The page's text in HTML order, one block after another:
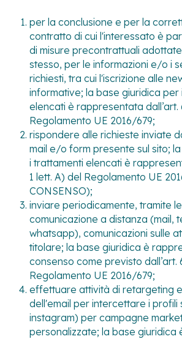
per la conclusione e per la
contratto di cui l'interessato è
di misure precontrattuali
stesso, per le informazioni e/o i
richiesti, tra cui l'iscrizione alle
informative; la base giuridica per
elencati è rappresentata dall’art.
Regolamento UE 2016/679;
rispondere alle richieste inviate
mail e/o form presente sul sito;
i trattamenti elencati è
1 lett. A) del Regolamento UE
CONSENSO);
inviare periodicamente, tramite
comunicazione a distanza (mail,
whatsapp), comunicazioni sulle
titolare; la base giuridica è
consenso come previsto dall’art.
Regolamento UE 2016/679;
effettuare attività di retargeting
dell'email per intercettare i
instagram) per campagne
personalizzate; la base giuridica